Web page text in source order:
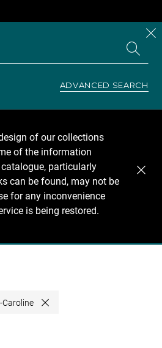
ADVANCED SEARCH
of our collections
of the information
particularly
can be found, may not be
for any inconvenience
is being restored.
Caroline Close